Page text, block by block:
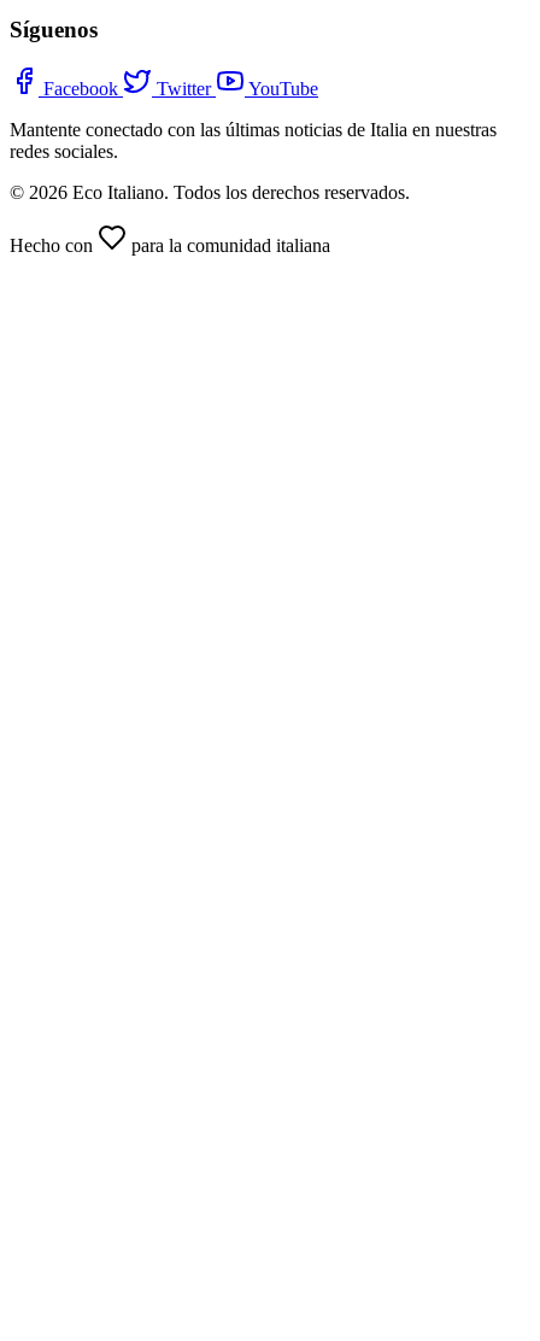
Síguenos
Facebook Twitter
YouTube
Mantente conectado con las últimas noticias de Italia en nuestras
redes sociales.
© 2026 Eco Italiano. Todos los derechos reservados.
Hecho con para la comunidad italiana